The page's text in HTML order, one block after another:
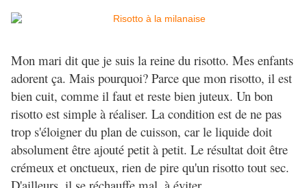
Mon mari dit que je suis la reine du risotto. Mes enfants
adorent ça. Mais pourquoi? Parce que mon risotto, il est
bien cuit, comme il faut et reste bien juteux. Un bon
risotto est simple à réaliser. La condition est de ne pas
trop s'éloigner du plan de cuisson, car le liquide doit
absolument être ajouté petit à petit. Le résultat doit être
crémeux et onctueux, rien de pire qu'un risotto tout sec.